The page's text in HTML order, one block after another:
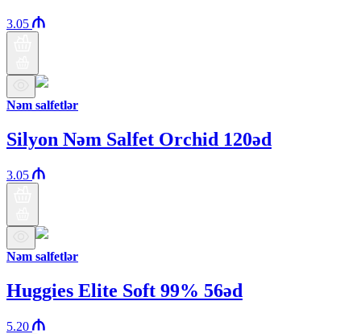
3.05
Nəm salfetlər
Silyon Nəm Salfet Orchid 120əd
3.05
Nəm salfetlər
Huggies Elite Soft 99% 56əd
5.20